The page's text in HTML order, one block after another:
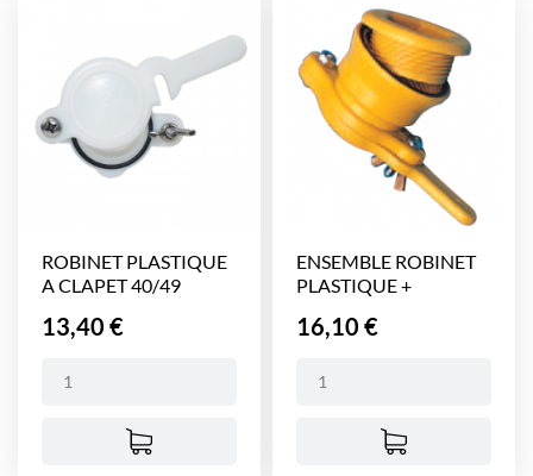
ROBINET PLASTIQUE
A CLAPET 40/49
Prix
13,40 €
ENSEMBLE ROBINET
PLASTIQUE +
Prix
16,10 €